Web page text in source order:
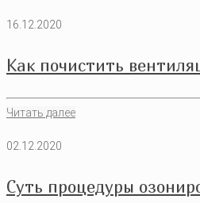
16.12.2020
Как почистить
Читать далее
02.12.2020
Суть процедуры